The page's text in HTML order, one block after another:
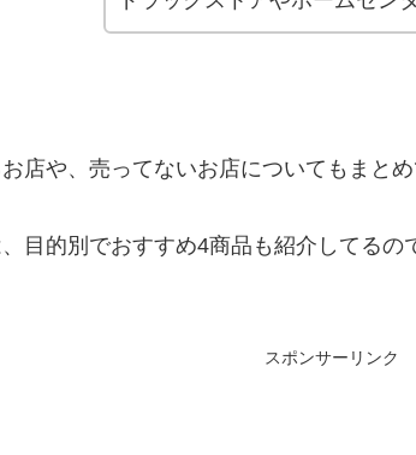
店や、売ってないお店についてもまとめ
目的別でおすすめ4商品も紹介してる
スポンサーリンク